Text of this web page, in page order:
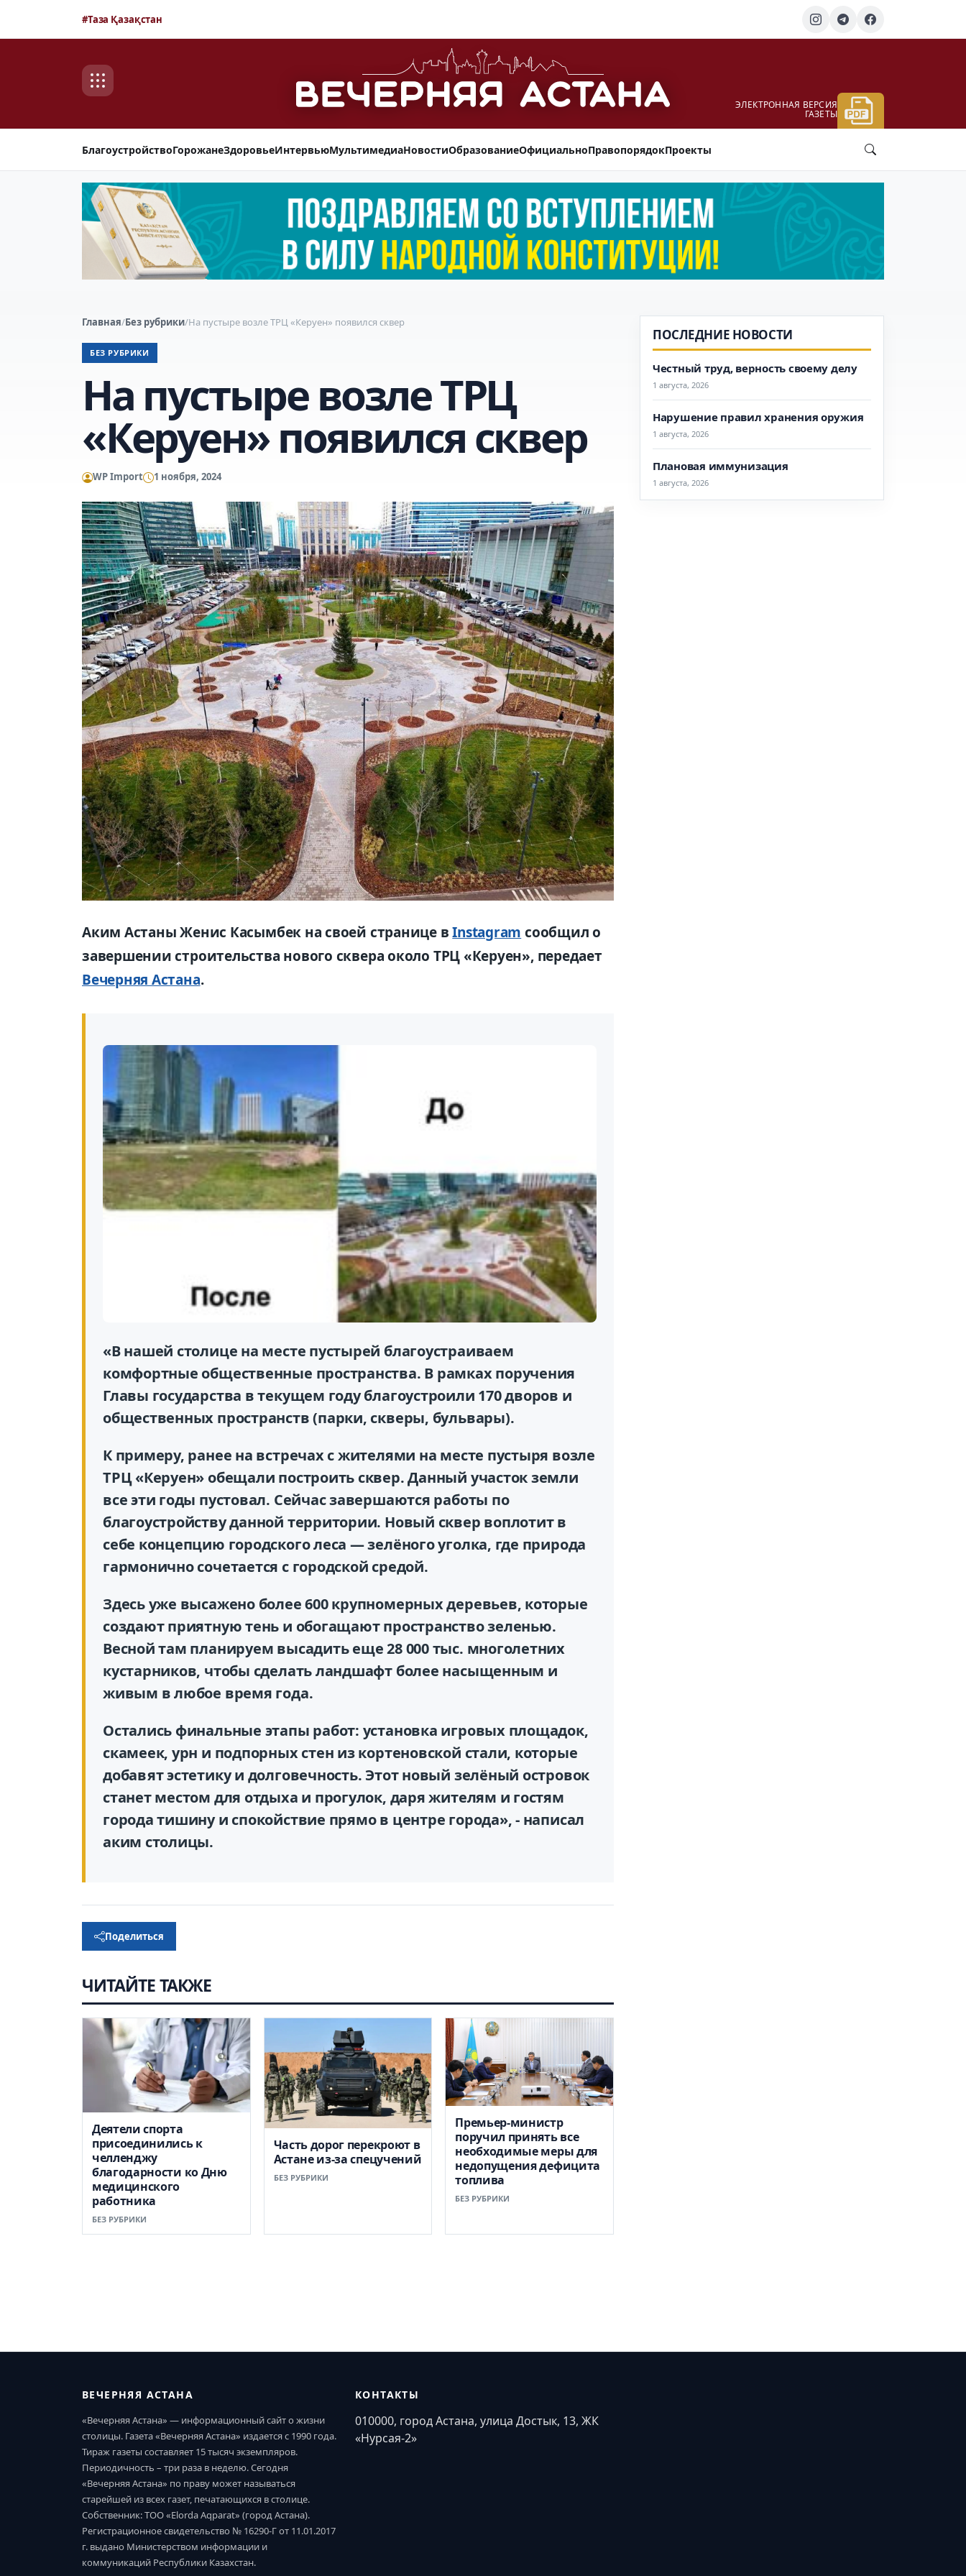
#Таза Қазақстан
ЭЛЕКТРОННАЯ ВЕРСИЯ
ГАЗЕТЫ
БлагоустройствоГорожанеЗдоровьеИнтервьюМультимедиаНовостиОбразованиеОфициальноПравопорядокПроекты
Главная/Без рубрики/На пустыре возле ТРЦ «Керуен» появился сквер
БЕЗ РУБРИКИ
На пустыре возле ТРЦ
«Керуен» появился сквер
WP Import 1 ноября, 2024
Аким Астаны Женис Касымбек на своей странице вInstagram сообщил о
завершении строительства нового сквера около ТРЦ «Керуен», передает
Вечерняя Астана.
«В нашей столице на месте пустырей благоустраиваем
комфортные общественные пространства. В рамках поручения
Главы государства в текущем году благоустроили 170 дворов и
общественных пространств (парки, скверы, бульвары).
К примеру, ранее на встречах с жителями на месте пустыря возле
ТРЦ «Керуен» обещали построить сквер. Данный участок земли
все эти годы пустовал. Сейчас завершаются работы по
благоустройству данной территории. Новый сквер воплотит в
себе концепцию городского леса — зелёного уголка, где природа
гармонично сочетается с городской средой.
Здесь уже высажено более 600 крупномерных деревьев, которые
создают приятную тень и обогащают пространство зеленью.
Весной там планируем высадить еще 28 000 тыс. многолетних
кустарников, чтобы сделать ландшафт более насыщенным и
живым в любое время года.
Остались финальные этапы работ: установка игровых площадок,
скамеек, урн и подпорных стен из кортеновской стали, которые
добавят эстетику и долговечность. Этот новый зелёный островок
станет местом для отдыха и прогулок, даря жителям и гостям
города тишину и спокойствие прямо в центре города», - написал
аким столицы.
Поделиться
ЧИТАЙТЕ ТАКЖЕ
Деятели спорта
присоединились к
челленджу
благодарности ко Дню
медицинского
работника
БЕЗ РУБРИКИ
Часть дорог перекроют в
Астане из-за спецучений
БЕЗ РУБРИКИ
Премьер-министр
поручил принять все
необходимые меры для
недопущения дефицита
топлива
БЕЗ РУБРИКИ
ПОСЛЕДНИЕ НОВОСТИ
Честный труд, верность своему делу
1 августа, 2026
Нарушение правил хранения оружия
1 августа, 2026
Плановая иммунизация
1 августа, 2026
ВЕЧЕРНЯЯ АСТАНА
«Вечерняя Астана» — информационный сайт о жизни
столицы. Газета «Вечерняя Астана» издается с 1990 года.
Тираж газеты составляет 15 тысяч экземпляров.
Периодичность – три раза в неделю. Сегодня
«Вечерняя Астана» по праву может называться
старейшей из всех газет, печатающихся в столице.
Собственник: ТОО «Elorda Aqparat» (город Астана).
Регистрационное свидетельство № 16290-Г от 11.01.2017
г. выдано Министерством информации и
коммуникаций Республики Казахстан.
КОНТАКТЫ
010000, город Астана, улица Достык, 13, ЖК
«Нурсая-2»